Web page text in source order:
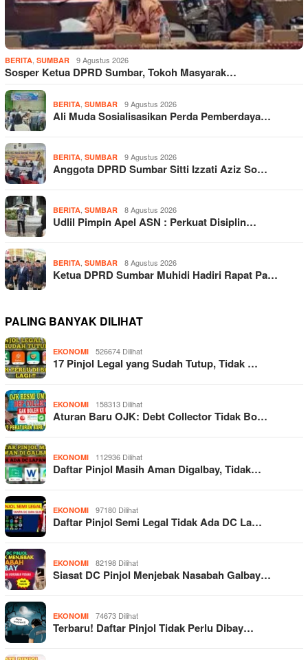
BERITA, SUMBAR 9 Agustus 2026
Sosper Ketua DPRD Sumbar, Tokoh Masyarak…
BERITA, SUMBAR 9 Agustus 2026
Ali Muda Sosialisasikan Perda Pemberdaya…
BERITA, SUMBAR 9 Agustus 2026
Anggota DPRD Sumbar Sitti Izzati Aziz So…
BERITA, SUMBAR 8 Agustus 2026
Udlil Pimpin Apel ASN : Perkuat Disiplin…
BERITA, SUMBAR 8 Agustus 2026
Ketua DPRD Sumbar Muhidi Hadiri Rapat Pa…
PALING BANYAK DILIHAT
EKONOMI 526674 Dilihat
17 Pinjol Legal yang Sudah Tutup, Tidak …
EKONOMI 158313 Dilihat
Aturan Baru OJK: Debt Collector Tidak Bo…
EKONOMI 112936 Dilihat
Daftar Pinjol Masih Aman Digalbay, Tidak…
EKONOMI 97180 Dilihat
Daftar Pinjol Semi Legal Tidak Ada DC La…
EKONOMI 82198 Dilihat
Siasat DC Pinjol Menjebak Nasabah Galbay…
EKONOMI 74673 Dilihat
Terbaru! Daftar Pinjol Tidak Perlu Dibay…